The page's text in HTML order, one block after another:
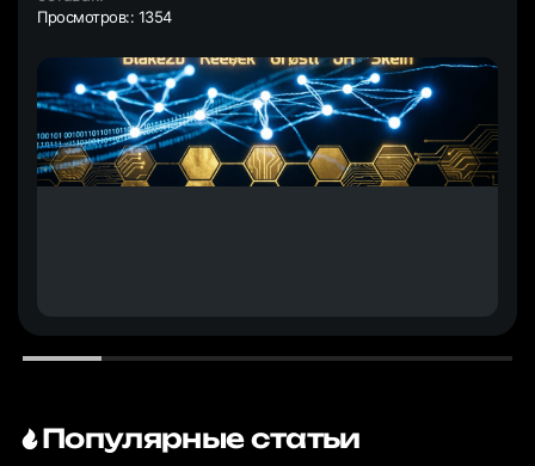
Просмотров:: 1354
Популярные статьи